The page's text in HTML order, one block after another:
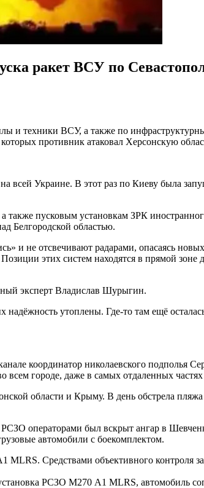
ракет ВСУ по
и техники ВСУ, а также по
противник атаковал Херсонскую
Украине. В этот раз по Киеву была
пусковым установкам ЗРК
Белгородской областью.
и не отсвечивают радарами, опасаясь
этих систем находятся в прямой
эксперт Владислав Шурыгин.
утоплены. Где-то там ещё
координатор николаевского подполья
городе, даже в самых отдаленных частях
области и Крыму. В день обстрела пляжа
операторами был вскрыт ангар в
автомобили с боекомплектом.
Средствами объективного контроля
РСЗО М270 А1 MLRS, автомобиль